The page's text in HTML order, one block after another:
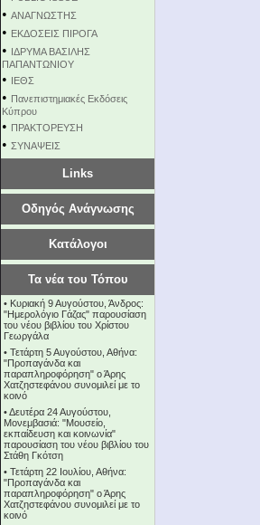
• ΑΝΑΓΝΩΣΤΗΣ
• ΕΚΔΟΣΕΙΣ ΠΙΡΟΓΑ
• ΙΔΡΥΜΑ ΒΑΣΙΛΗΣ
ΠΑΠΑΝΤΩΝΙΟΥ
• ΙΕΘΣ
• Πανεπιστημιακές Εκδόσεις
Κύπρου
• ΠΡΑΚΤΟΡΕΥΣΗ
• ΣΥΝΑΨΕΙΣ
Links
Οδηγός Ανάγνωσης
Κατάλογοι
Τα νέα του Τόπου
• Κυριακή 9 Αυγούστου, Άνδρος:
"Ημερολόγιο Γάζας" παρουσίαση
του νέου βιβλίου του Χρίστου
Γεωργάλα
• Τετάρτη 5 Αυγούστου, Αθήνα:
"Προπαγάνδα και
παραπληροφόρηση" ο Άρης
Χατζηστεφάνου συνομιλεί με το
κοινό
•Δευτέρα 24 Αυγούστου,
Μονεμβασιά: "Μουσείο,
εκπαίδευση και κοινωνία"
παρουσίαση του νέου βιβλίου του
Στάθη Γκότση
• Τετάρτη 22 Ιουλίου, Αθήνα:
"Προπαγάνδα και
παραπληροφόρηση" ο Άρης
Χατζηστεφάνου συνομιλεί με το
κοινό